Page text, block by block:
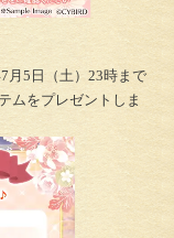
月5日（土）23時まで
ムをプレゼントしま